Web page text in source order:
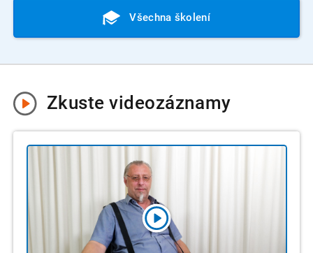
Všechna školení
Zkustevideozáznamy